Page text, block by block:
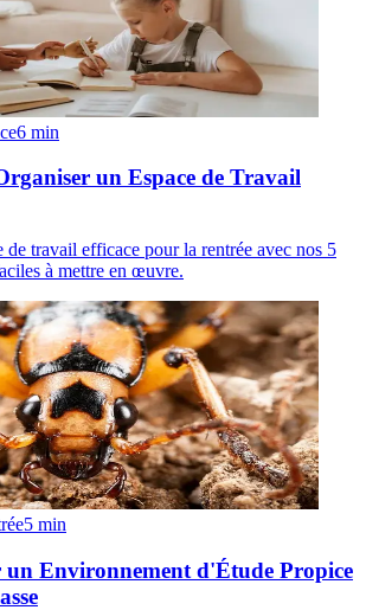
6 min
un Espace de Travail
de travail efficace pour la rentrée avec nos 5
à mettre en œuvre.
5 min
un Environnement d'Étude Propice